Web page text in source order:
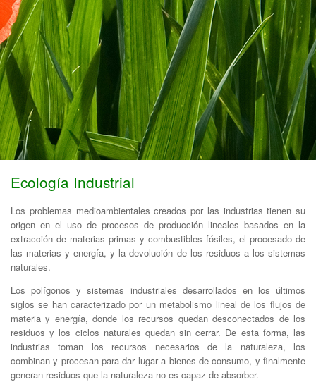
Ecología Industrial
Los problemas medioambientales creados por las industrias tienen su
origen en el uso de procesos de producción lineales basados en la
extracción de materias primas y combustibles fósiles, el procesado de
las materias y energía, y la devolución de los residuos a los sistemas
naturales.
Los polígonos y sistemas industriales desarrollados en los últimos
siglos se han caracterizado por un metabolismo lineal de los flujos de
materia y energía, donde los recursos quedan desconectados de los
residuos y los ciclos naturales quedan sin cerrar. De esta forma, las
industrias toman los recursos necesarios de la naturaleza, los
combinan y procesan para dar lugar a bienes de consumo, y finalmente
generan residuos que la naturaleza no es capaz de absorber.